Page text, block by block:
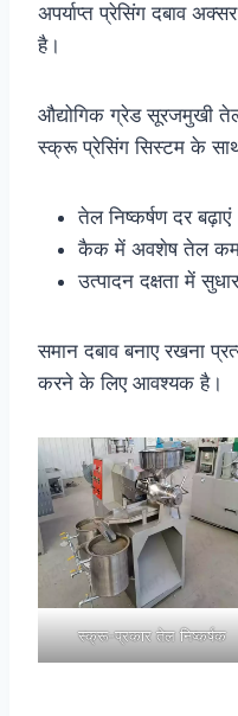
अपर्याप्त प्रेसिंग दबाव
है।
औद्योगिक ग्रेड सूरजमुखी
स्क्रू प्रेसिंग सिस्टम के
तेल निष्कर्षण दर बढ़ाएं
कैक में अवशेष तेल
उत्पादन दक्षता में
समान दबाव बनाए रखना
करने के लिए आवश्यक है।
स्क्रू-प्रकार तेल निष्कर्षक